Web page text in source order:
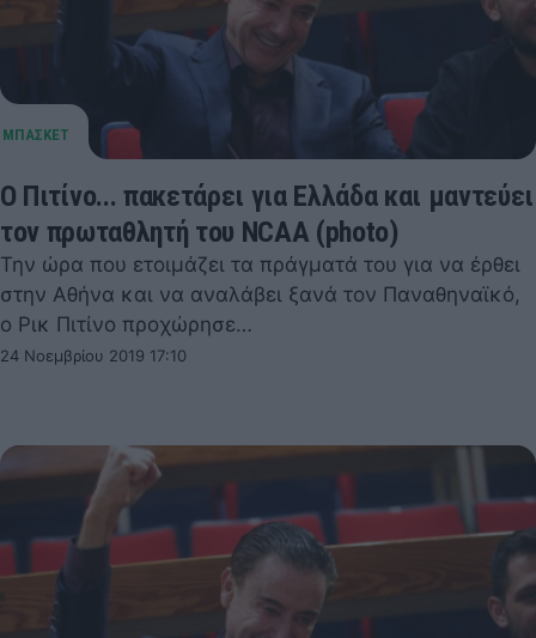
Ο Πιτίνο... πακετάρει για Ελλάδα και μαντεύει
τον πρωταθλητή του NCAA (photo)
Την ώρα που ετοιμάζει τα πράγματά του για να έρθει
στην Αθήνα και να αναλάβει ξανά τον Παναθηναϊκό,
ο Ρικ Πιτίνο προχώρησε…
24 Νοεμβρίου 2019 17:10